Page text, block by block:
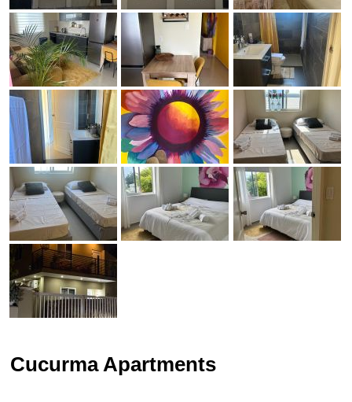
Cucurma Apartments